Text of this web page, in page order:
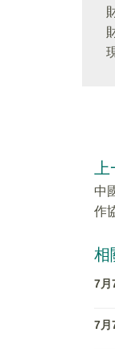
中
作
相
7月
7月